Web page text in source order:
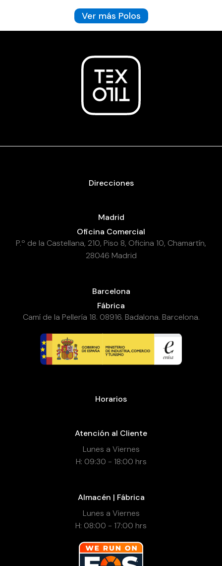
Ver más Polos
Direcciones
Madrid
Oficina Comercial
P.º de la Castellana, 210, Piso 8, Oficina 10, Chamartín,
28046 Madrid
Barcelona
Fábrica
Camí de la Pellería 18. 08916. Badalona. Barcelona.
Horarios
Atención al Cliente
Lunes a Viernes
H: 09:30 - 18:00 hrs
Almacén | Fábrica
Lunes a Viernes
H: 08:00 - 17:00 hrs